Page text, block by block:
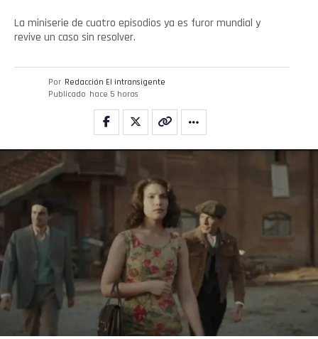
La miniserie de cuatro episodios ya es furor mundial y
revive un caso sin resolver.
Por Redacción El intransigente
Publicado hace 5 horas